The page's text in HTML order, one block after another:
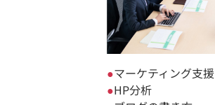
マーケティング支援
HP分析